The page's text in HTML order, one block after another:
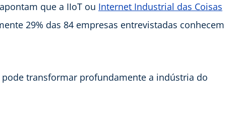
apontam que a IIoT ou Internet Industrial das Coisas
29% das 84 empresas entrevistadas conhecem
transformar profundamente a indústria do